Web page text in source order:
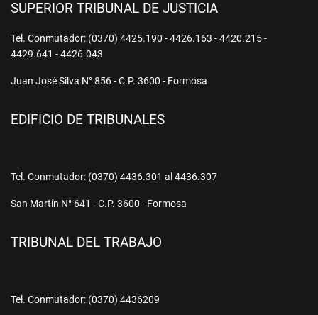
SUPERIOR TRIBUNAL DE JUSTICIA
Tel. Conmutador: (0370) 4425.190 - 4426.163 - 4420.215 -
4429.641 - 4426.043
Juan José Silva N° 856 - C.P. 3600 - Formosa
EDIFICIO DE TRIBUNALES
Tel. Conmutador: (0370) 4436.301 al 4436.307
San Martín N° 641 - C.P. 3600 - Formosa
TRIBUNAL DEL TRABAJO
Tel. Conmutador: (0370) 4436209